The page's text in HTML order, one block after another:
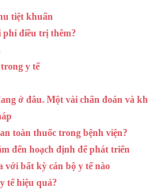
tiệt khuẩn
phí điều trị thêm?
y tế
ở đâu. Một vài chẩn đoán và
toàn thuốc trong bệnh viện?
đến hoạch định để phát triển
với bất kỳ cán bộ y tế nào
tế hiệu quả?